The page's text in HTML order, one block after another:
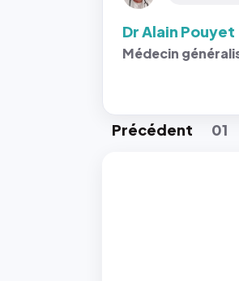
Dr Alain Pouyet
Médecin
Précédent 01